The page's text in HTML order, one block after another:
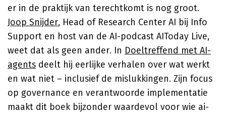
er in de praktijk van terechtkomt is nog groot.
Joop Snijder, Head of Research Center AI bij Info
Support en host van de AI-podcast AIToday Live,
weet dat als geen ander. In Doeltreffend met AI-
agents deelt hij eerlijke verhalen over wat werkt
en wat niet – inclusief de mislukkingen. Zijn focus
op governance en verantwoorde implementatie
maakt dit boek bijzonder waardevol voor wie ai-